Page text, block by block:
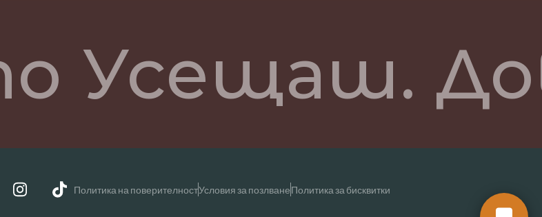
Усещаш.
Политика на поверителностУсловия за позлванеПолитика за бисквитки